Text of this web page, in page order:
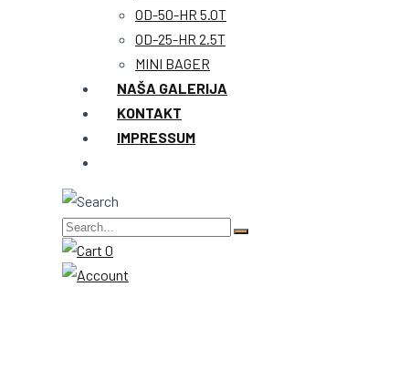
OD-50-HR 5.0T
OD-25-HR 2.5T
MINI BAGER
NAŠA GALERIJA
KONTAKT
IMPRESSUM
0